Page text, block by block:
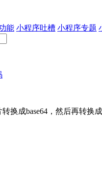
能 小程序吐槽 小程序专题
换成base64，然后再转换